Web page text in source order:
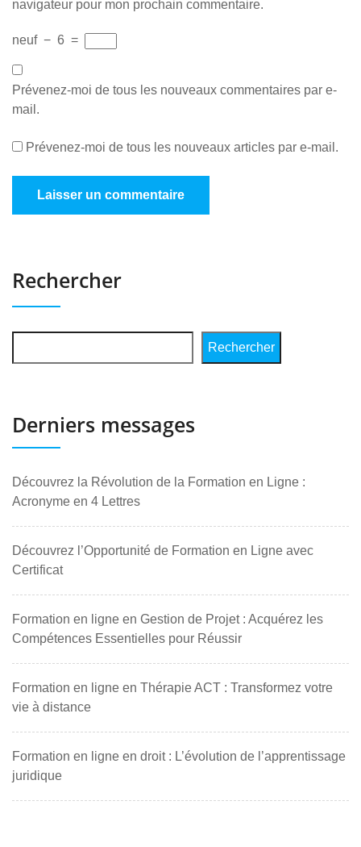
navigateur pour mon prochain commentaire.
neuf − 6 =
Prévenez-moi de tous les nouveaux commentaires par e-
mail.
Prévenez-moi de tous les nouveaux articles par e-mail.
Rechercher
Rechercher
Derniers messages
Découvrez la Révolution de la Formation en Ligne :
Acronyme en 4 Lettres
Découvrez l’Opportunité de Formation en Ligne avec
Certificat
Formation en ligne en Gestion de Projet : Acquérez les
Compétences Essentielles pour Réussir
Formation en ligne en Thérapie ACT : Transformez votre
vie à distance
Formation en ligne en droit : L’évolution de l’apprentissage
juridique